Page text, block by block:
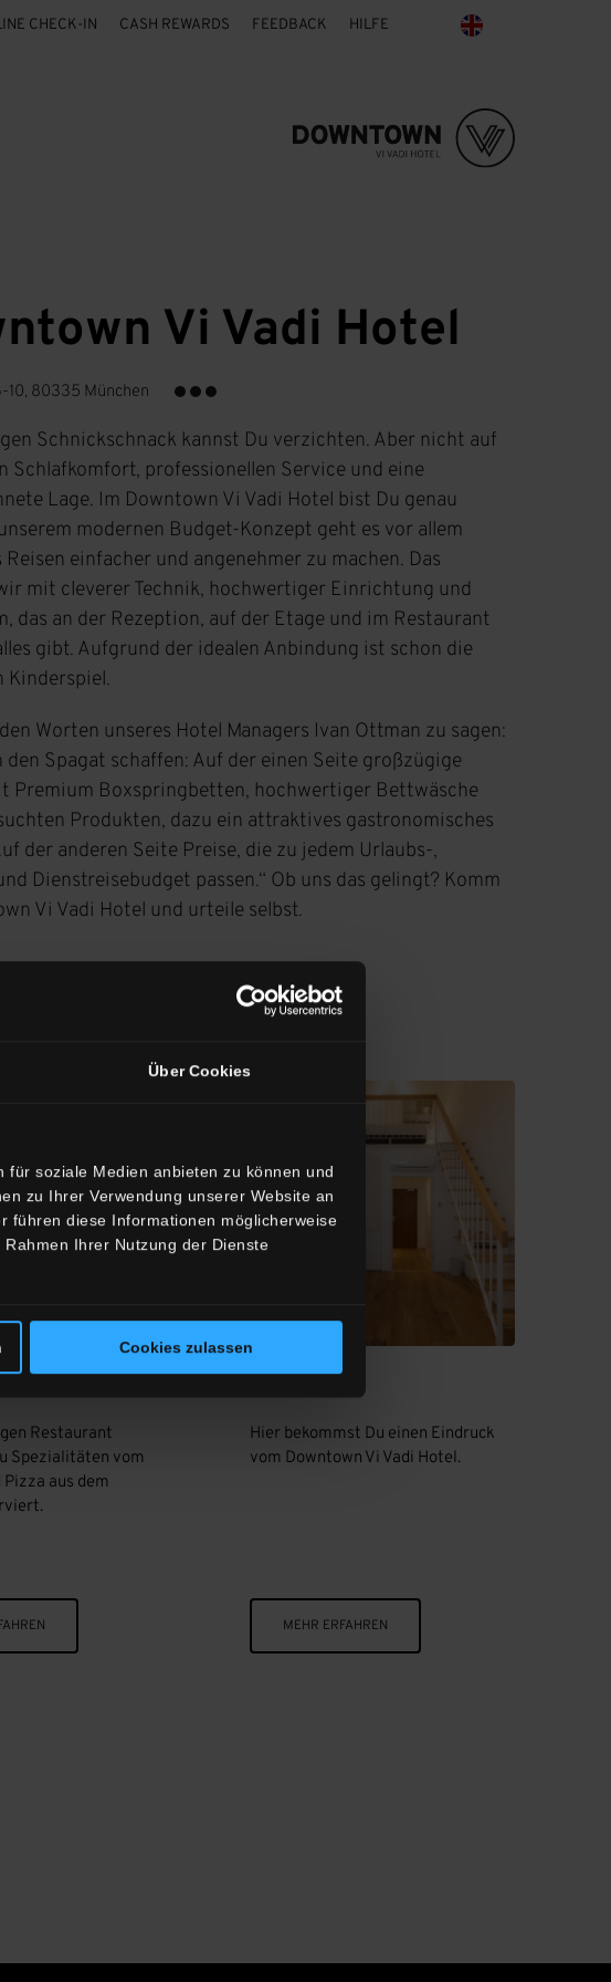
Über Cookies
soziale Medien anbieten zu können und
zu Ihrer Verwendung unserer Website an
führen diese Informationen möglicherweise
Ihrer Nutzung der Dienste
Cookies zulassen
CHECK-IN CASH REWARDS FEEDBACK HILFE
Vi Vadi Hotel
10, 80335 München
Schnickschnack kannst Du verzichten. Aber nicht auf
Schlafkomfort, professionellen Service und eine
Lage. Im Downtown Vi Vadi Hotel bist Du genau
modernen Budget-Konzept geht es vor allem
Reisen einfacher und angenehmer zu machen. Das
mit cleverer Technik, hochwertiger Einrichtung und
das an der Rezeption, auf der Etage und im Restaurant
gibt. Aufgrund der idealen Anbindung ist schon die
Kinderspiel.
Worten unseres Hotel Managers Ivan Ottman zu sagen:
den Spagat schaffen: Auf der einen Seite großzügige
Premium Boxspringbetten, hochwertiger Bettwäsche
Produkten, dazu ein attraktives gastronomisches
der anderen Seite Preise, die zu jedem Urlaubs-,
Dienstreisebudget passen.“ Ob uns das gelingt? Komm
Vi Vadi Hotel und urteile selbst.
Restaurant
Spezialitäten vom
aus dem
Eindrücke
Hier bekommst Du einen Eindruck
vom Downtown Vi Vadi Hotel.
MEHR ERFAHREN